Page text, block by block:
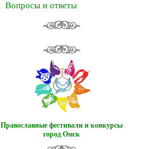
Вопросы и ответы
Православные фестивали и конкурсы
город Омск